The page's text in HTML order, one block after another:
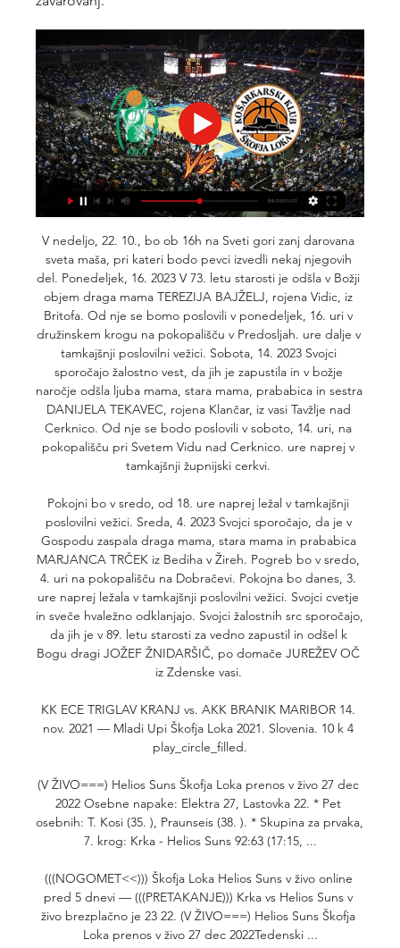
V nedeljo, 22. 10., bo ob 16h na Sveti gori zanj darovana
sveta maša, pri kateri bodo pevci izvedli nekaj njegovih
del. Ponedeljek, 16. 2023 V 73. letu starosti je odšla v Božji
objem draga mama TEREZIJA BAJŽELJ, rojena Vidic, iz
Britofa. Od nje se bomo poslovili v ponedeljek, 16. uri v
družinskem krogu na pokopališču v Predosljah. ure dalje v
tamkajšnji poslovilni vežici. Sobota, 14. 2023 Svojci
sporočajo žalostno vest, da jih je zapustila in v božje
naročje odšla ljuba mama, stara mama, prababica in sestra
DANIJELA TEKAVEC, rojena Klančar, iz vasi Tavžlje nad
Cerknico. Od nje se bodo poslovili v soboto, 14. uri, na
pokopališču pri Svetem Vidu nad Cerknico. ure naprej v
tamkajšnji župnijski cerkvi.
Pokojni bo v sredo, od 18. ure naprej ležal v tamkajšnji
poslovilni vežici. Sreda, 4. 2023 Svojci sporočajo, da je v
Gospodu zaspala draga mama, stara mama in prababica
MARJANCA TRČEK iz Bediha v Žireh. Pogreb bo v sredo,
4. uri na pokopališču na Dobračevi. Pokojna bo danes, 3.
ure naprej ležala v tamkajšnji poslovilni vežici. Svojci cvetje
in sveče hvaležno odklanjajo. Svojci žalostnih src sporočajo,
da jih je v 89. letu starosti za vedno zapustil in odšel k
Bogu dragi JOŽEF ŽNIDARŠIČ, po domače JUREŽEV OČ
iz Zdenske vasi.
KK ECE TRIGLAV KRANJ vs. AKK BRANIK MARIBOR 14.
nov. 2021 — Mladi Upi Škofja Loka 2021. Slovenia. 10 k 4
play_circle_filled.
(V ŽIVO===) Helios Suns Škofja Loka prenos v živo 27 dec
2022 Osebne napake: Elektra 27, Lastovka 22. * Pet
osebnih: T. Kosi (35. ), Praunseis (38. ). * Skupina za prvaka,
7. krog: Krka - Helios Suns 92:63 (17:15, ...
(((NOGOMET<<))) Škofja Loka Helios Suns v živo online
pred 5 dnevi — (((PRETAKANJE))) Krka vs Helios Suns v
živo brezplačno je 23 22. (V ŽIVO===) Helios Suns Škofja
Loka prenos v živo 27 dec 2022Tedenski ...